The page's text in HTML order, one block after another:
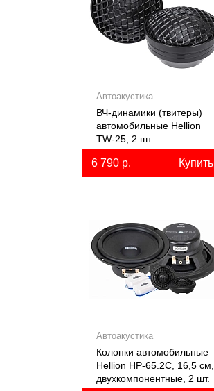
Автоакустика
ВЧ-динамики (твитеры)
автомобильные Hellion
TW-25, 2 шт.
6 790 р. Купить
Автоакустика
Колонки автомобильные
Hellion HP-65.2С, 16,5 см,
двухкомпонентные, 2 шт.